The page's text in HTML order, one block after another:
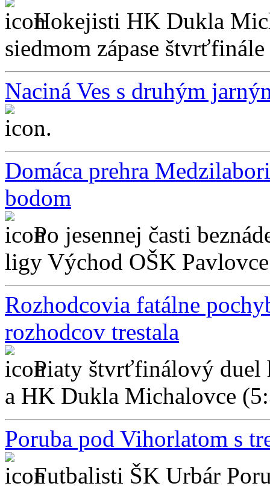
Hokejisti HK Dukla
siedmom zápase
Naciná Ves s druhým
...
Domáca prehra
bodom
Po jesennej časti
ligy Východ OŠK
Rozhodcovia fatálne
rozhodcov trestala
Piaty štvrťfinálový
a HK Dukla Michalovce
Poruba pod Vihorlatom s
Futbalisti ŠK Urbár